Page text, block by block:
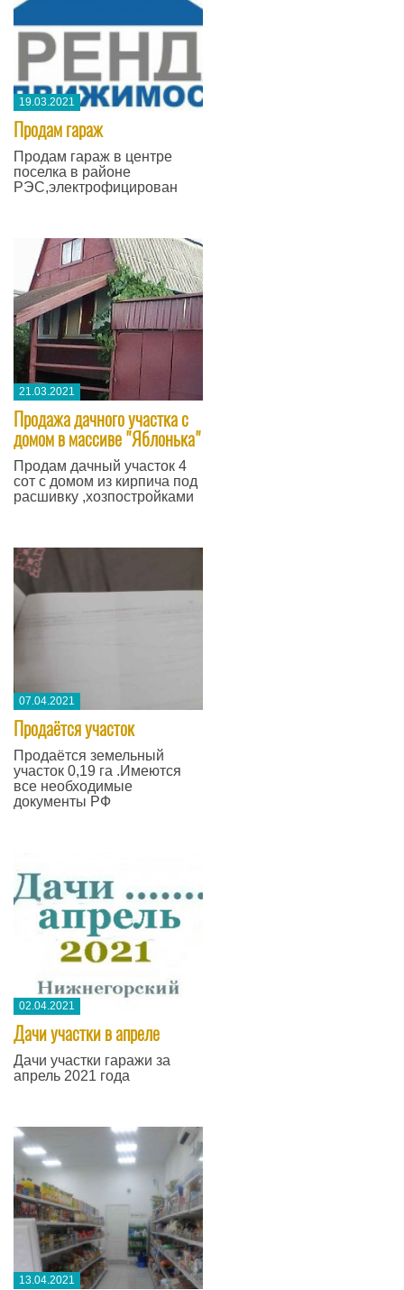
19.03.2021
Продам гараж
Продам гараж в центре
поселка в районе
РЭС,электрофицирован
21.03.2021
Продажа дачного участка с
домом в массиве "Яблонька"
Продам дачный участок 4
сот с домом из кирпича под
расшивку ,хозпостройками
07.04.2021
Продаётся участок
Продаётся земельный
участок 0,19 га .Имеются
все необходимые
документы РФ
02.04.2021
Дачи участки в апреле
Дачи участки гаражи за
апрель 2021 года
13.04.2021